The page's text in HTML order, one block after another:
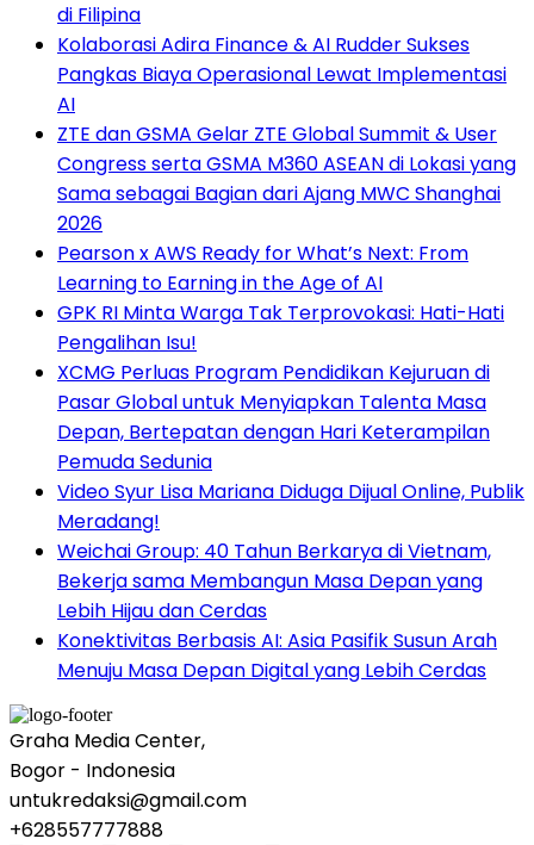
di Filipina
Kolaborasi Adira Finance & AI Rudder Sukses
Pangkas Biaya Operasional Lewat Implementasi
AI
ZTE dan GSMA Gelar ZTE Global Summit & User
Congress serta GSMA M360 ASEAN di Lokasi yang
Sama sebagai Bagian dari Ajang MWC Shanghai
2026
Pearson x AWS Ready for What’s Next: From
Learning to Earning in the Age of AI
GPK RI Minta Warga Tak Terprovokasi: Hati-Hati
Pengalihan Isu!
XCMG Perluas Program Pendidikan Kejuruan di
Pasar Global untuk Menyiapkan Talenta Masa
Depan, Bertepatan dengan Hari Keterampilan
Pemuda Sedunia
Video Syur Lisa Mariana Diduga Dijual Online, Publik
Meradang!
Weichai Group: 40 Tahun Berkarya di Vietnam,
Bekerja sama Membangun Masa Depan yang
Lebih Hijau dan Cerdas
Konektivitas Berbasis AI: Asia Pasifik Susun Arah
Menuju Masa Depan Digital yang Lebih Cerdas
Graha Media Center,
Bogor - Indonesia
untukredaksi@gmail.com
+628557777888